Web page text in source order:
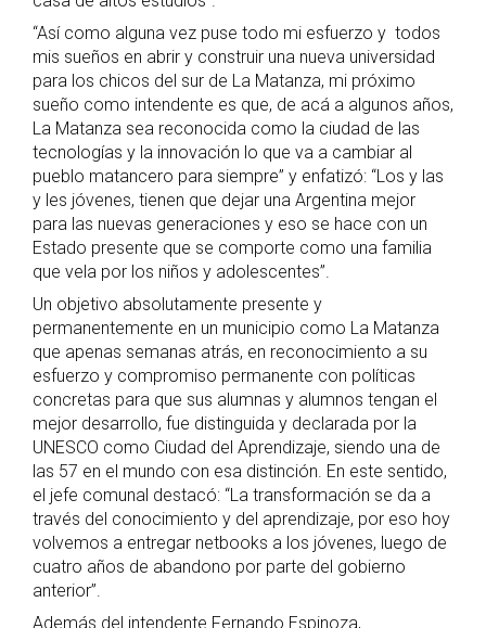
“Así como alguna vez puse todo mi esfuerzo y todos
mis sueños en abrir y construir una nueva universidad
para los chicos del sur de La Matanza, mi próximo
sueño como intendente es que, de acá a algunos años,
La Matanza sea reconocida como la ciudad de las
tecnologías y la innovación lo que va a cambiar al
pueblo matancero para siempre” y enfatizó: “Los y las
y les jóvenes, tienen que dejar una Argentina mejor
para las nuevas generaciones y eso se hace con un
Estado presente que se comporte como una familia
que vela por los niños y adolescentes”.
Un objetivo absolutamente presente y
permanentemente en un municipio como La Matanza
que apenas semanas atrás, en reconocimiento a su
esfuerzo y compromiso permanente con políticas
concretas para que sus alumnas y alumnos tengan el
mejor desarrollo, fue distinguida y declarada por la
UNESCO como Ciudad del Aprendizaje, siendo una de
las 57 en el mundo con esa distinción. En este sentido,
el jefe comunal destacó: “La transformación se da a
través del conocimiento y del aprendizaje, por eso hoy
volvemos a entregar netbooks a los jóvenes, luego de
cuatro años de abandono por parte del gobierno
anterior”.
Además del intendente Fernando Espinoza,